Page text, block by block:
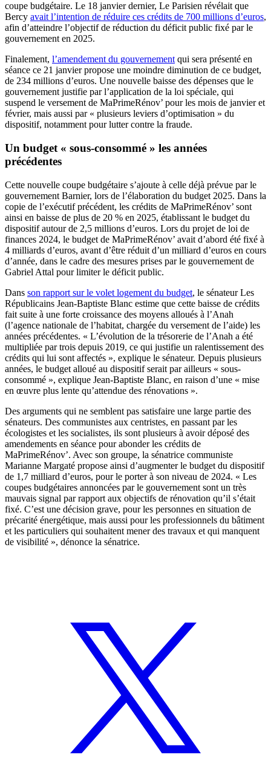
coupe budgétaire. Le 18 janvier dernier, Le Parisien révélait que
Bercy avait l’intention de réduire ces crédits de 700 millions d’euros,
afin d’atteindre l’objectif de réduction du déficit public fixé par le
gouvernement en 2025.
Finalement, l’amendement du gouvernement qui sera présenté en
séance ce 21 janvier propose une moindre diminution de ce budget,
de 234 millions d’euros. Une nouvelle baisse des dépenses que le
gouvernement justifie par l’application de la loi spéciale, qui
suspend le versement de MaPrimeRénov’ pour les mois de janvier et
février, mais aussi par « plusieurs leviers d’optimisation » du
dispositif, notamment pour lutter contre la fraude.
Un budget « sous-consommé » les années
précédentes
Cette nouvelle coupe budgétaire s’ajoute à celle déjà prévue par le
gouvernement Barnier, lors de l’élaboration du budget 2025. Dans la
copie de l’exécutif précédent, les crédits de MaPrimeRénov’ sont
ainsi en baisse de plus de 20 % en 2025, établissant le budget du
dispositif autour de 2,5 millions d’euros. Lors du projet de loi de
finances 2024, le budget de MaPrimeRénov’ avait d’abord été fixé à
4 milliards d’euros, avant d’être réduit d’un milliard d’euros en cours
d’année, dans le cadre des mesures prises par le gouvernement de
Gabriel Attal pour limiter le déficit public.
Dans son rapport sur le volet logement du budget, le sénateur Les
Républicains Jean-Baptiste Blanc estime que cette baisse de crédits
fait suite à une forte croissance des moyens alloués à l’Anah
(l’agence nationale de l’habitat, chargée du versement de l’aide) les
années précédentes. « L’évolution de la trésorerie de l’Anah a été
multipliée par trois depuis 2019, ce qui justifie un ralentissement des
crédits qui lui sont affectés », explique le sénateur. Depuis plusieurs
années, le budget alloué au dispositif serait par ailleurs « sous-
consommé », explique Jean-Baptiste Blanc, en raison d’une « mise
en œuvre plus lente qu’attendue des rénovations ».
Des arguments qui ne semblent pas satisfaire une large partie des
sénateurs. Des communistes aux centristes, en passant par les
écologistes et les socialistes, ils sont plusieurs à avoir déposé des
amendements en séance pour abonder les crédits de
MaPrimeRénov’. Avec son groupe, la sénatrice communiste
Marianne Margaté propose ainsi d’augmenter le budget du dispositif
de 1,7 milliard d’euros, pour le porter à son niveau de 2024. « Les
coupes budgétaires annoncées par le gouvernement sont un très
mauvais signal par rapport aux objectifs de rénovation qu’il s’était
fixé. C’est une décision grave, pour les personnes en situation de
précarité énergétique, mais aussi pour les professionnels du bâtiment
et les particuliers qui souhaitent mener des travaux et qui manquent
de visibilité », dénonce la sénatrice.